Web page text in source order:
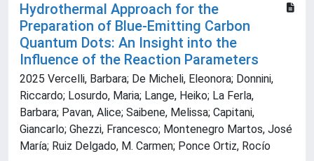
Hydrothermal Approach for the
Preparation of Blue‐Emitting Carbon
Quantum Dots: An Insight into the
Influence of the Reaction Parameters
2025 Vercelli, Barbara; De Micheli, Eleonora; Donnini,
Riccardo; Losurdo, Maria; Lange, Heiko; La Ferla,
Barbara; Pavan, Alice; Saibene, Melissa; Capitani,
Giancarlo; Ghezzi, Francesco; Montenegro Martos, José
María; Ruiz Delgado, M. Carmen; Ponce Ortiz, Rocío